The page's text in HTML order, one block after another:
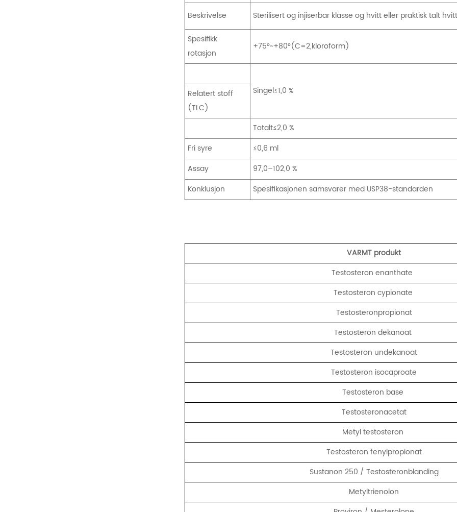
Beskrivelse
Sterilisert og injiserbar klasse og hvitt eller praktisk talt
Spesifikk
rotasjon
+75°~+80°(C=2,kloroform)
Singel≤1,0 %
Relatert stoff
(TLC)
Totalt≤2,0 %
Fri syre
≤0,6 ml
Assay
97,0–102,0 %
Konklusjon
Spesifikasjonen samsvarer med USP38-standarden
VARMT produkt
Testosteron enanthate
Testosteron cypionate
Testosteronpropionat
Testosteron dekanoat
Testosteron undekanoat
Testosteron isocaproate
Testosteron base
Testosteronacetat
Metyl testosteron
Testosteron fenylpropionat
Sustanon 250 / Testosteronblanding
Metyltrienolon